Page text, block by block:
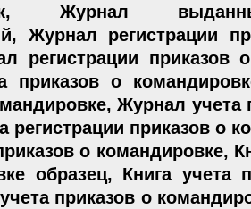
Журнал
Журнал регистрации
регистрации приказов
приказов о
Журнал учета
регистрации приказов о
о командировке,
образец, Книга учета
приказов о